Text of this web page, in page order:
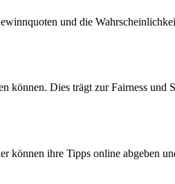
und die
Dies trägt zur Fairness und
können ihre Tipps online abgeben